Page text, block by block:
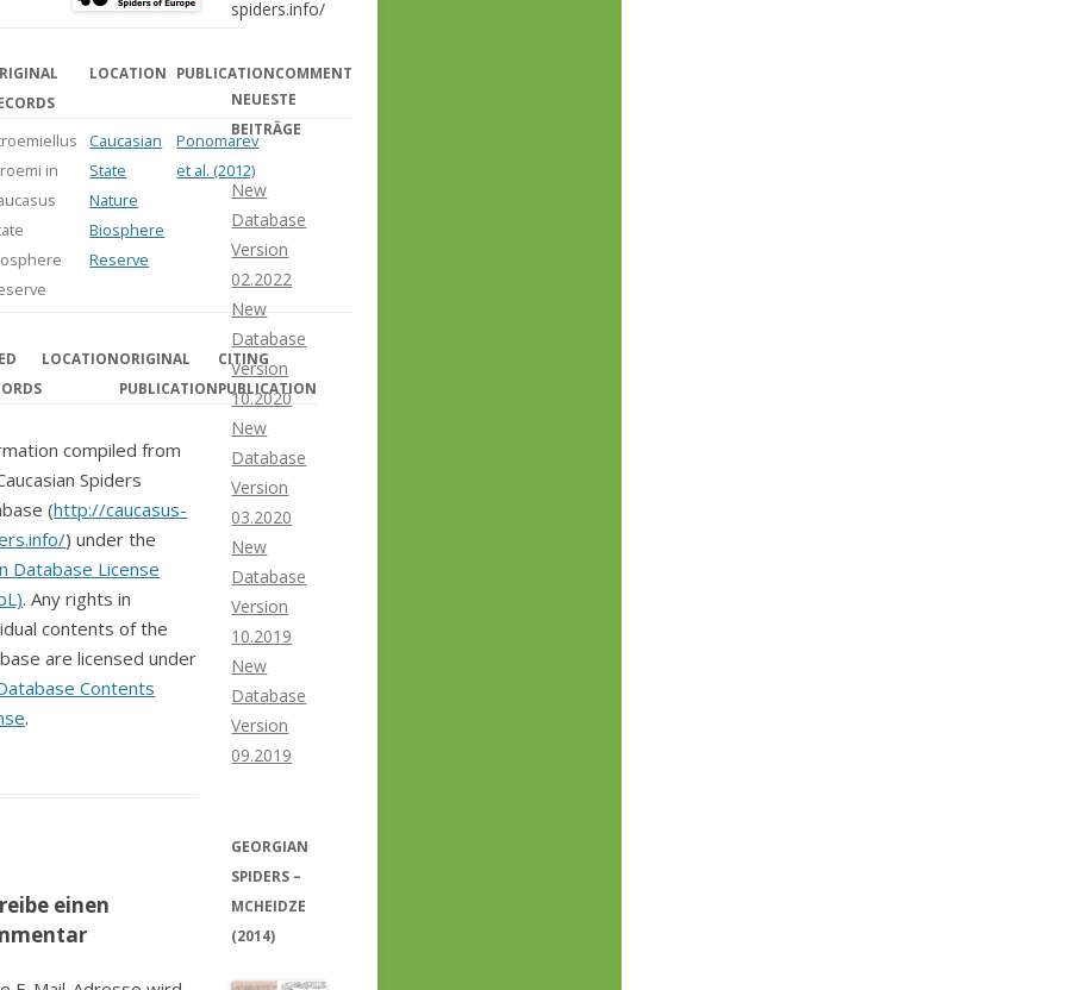
LOCATION PUBLICATIONCOMMENT
in
Caucasian
State
Nature
Biosphere
Reserve
Ponomarev
et al. (2012)
LOCATIONORIGINAL
PUBLICATION
CITING
PUBLICATION
compiled from
Spiders
(http://caucasus-
) under the
Database License
. Any rights in
contents of the
are licensed under
Contents
.
einen
spiders.info/
NEUESTE
BEITRÄGE
New
Database
Version
02.2022
New
Database
Version
10.2020
New
Database
Version
03.2020
New
Database
Version
10.2019
New
Database
Version
09.2019
GEORGIAN
SPIDERS –
MCHEIDZE
(2014)